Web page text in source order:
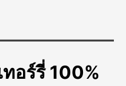
อร์รี่ 100%